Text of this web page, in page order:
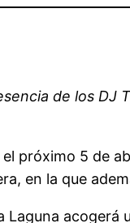
de los DJ
próximo 5 de
en la que
Laguna